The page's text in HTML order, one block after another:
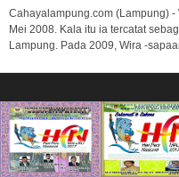
Cahayalampung.com (Lampung)
Mei 2008. Kala itu ia tercatat
Lampung. Pada 2009, Wira -